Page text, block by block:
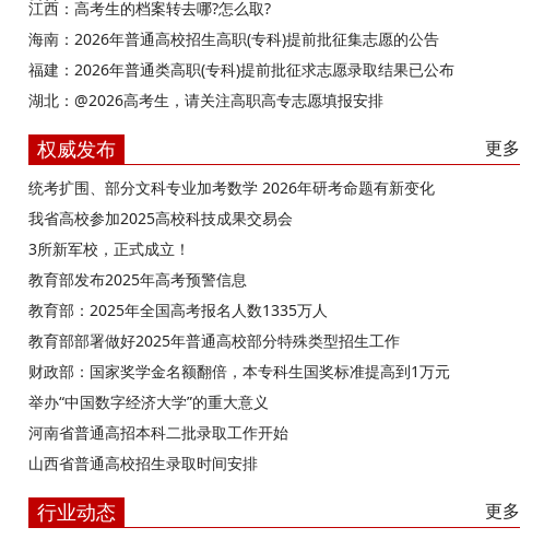
江西：高考生的档案转去哪?怎么取?
海南：2026年普通高校招生高职(专科)提前批征集志愿的公告
福建：2026年普通类高职(专科)提前批征求志愿录取结果已公布
湖北：@2026高考生，请关注高职高专志愿填报安排
权威发布 更多
统考扩围、部分文科专业加考数学 2026年研考命题有新变化
我省高校参加2025高校科技成果交易会
3所新军校，正式成立！
教育部发布2025年高考预警信息
教育部：2025年全国高考报名人数1335万人
教育部部署做好2025年普通高校部分特殊类型招生工作
财政部：国家奖学金名额翻倍，本专科生国奖标准提高到1万元
举办“中国数字经济大学”的重大意义
河南省普通高招本科二批录取工作开始
山西省普通高校招生录取时间安排
行业动态 更多